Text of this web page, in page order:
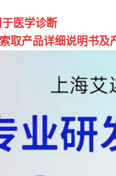
医学诊断
取产品详细说明书及